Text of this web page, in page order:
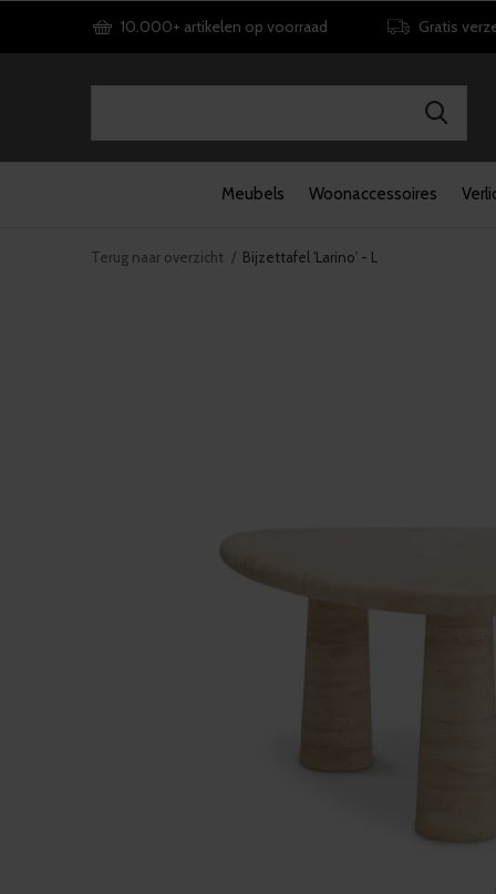
Meubels Woonaccessoires
10.000+ artikelen op voorraad Gratis
Terug naar overzicht Bijzettafel 'Larino' - L